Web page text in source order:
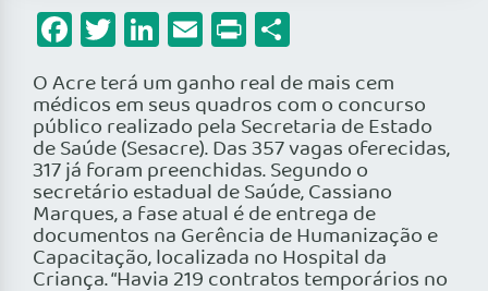
Facebook
Twitter
LinkedIn
Email
Print
O Acre terá um ganho real de mais cem
médicos em seus quadros com o concurso
público realizado pela Secretaria de Estado
de Saúde (Sesacre). Das 357 vagas oferecidas,
317 já foram preenchidas. Segundo o
secretário estadual de Saúde, Cassiano
Marques, a fase atual é de entrega de
documentos na Gerência de Humanização e
Capacitação, localizada no Hospital da
Criança. “Havia 219 contratos temporários no